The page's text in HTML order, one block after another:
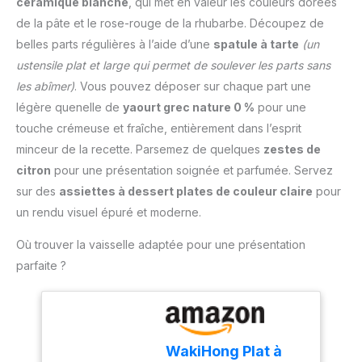
projection est fixé au-
dessus du bol, avec une
ouverture de
remplissage pour que
vous puissiez ajouter
des ingrédients pendant
que le robot est en
marche. Cela évite les
éclaboussures et permet
de garder la cuisine,
vous-même et l'appareil
propres. 𝗠𝗜𝗫𝗘𝗨𝗥 𝗘𝗡
𝗩𝗘𝗥𝗥𝗘 𝗗𝗘 𝟭,𝟱𝗟 : Avec
vous pouvez rapidement
soupes grâce aux lames
en acier inoxydable.
Parfait pour préparer des
recettes saines et
repas en un succès
culinaire grâce à ce robot
puissant et flexible! 𝗕𝗢𝗟
𝗠É𝗟𝗔𝗡𝗚𝗘𝗨𝗥 𝗗𝗘 𝟲,𝟮𝗟
𝗘𝗡 𝗔𝗖𝗜𝗘𝗥
𝗜𝗡𝗢𝗫𝗬𝗗𝗔𝗕𝗟𝗘 𝗔𝗩𝗘𝗖 𝟯
𝗔𝗖𝗖𝗘𝗦𝗦𝗢𝗜𝗥𝗘𝗦 : Le
robot est doté d’un bol
mélangeur spacieux de
inoxydable et est fourni
avec un fouet, un crochet
plat. Un couvercle anti-
remplissage pour que
vous puissiez ajouter
des ingrédients pendant
de la pâte et le rose-rouge de la rhubarbe. Découpez de
belles parts régulières à l’aide d’une spatule à tarte (un
ustensile plat et large qui permet de soulever les parts sans
les abîmer). Vous pouvez déposer sur chaque part une
légère quenelle de yaourt grec nature 0 % pour une
touche crémeuse et fraîche, entièrement dans l’esprit
minceur de la recette. Parsemez de quelques zestes de
citron pour une présentation soignée et parfumée. Servez
sur des assiettes à dessert plates de couleur claire pour
un rendu visuel épuré et moderne.
Où trouver la vaisselle adaptée pour une présentation
parfaite ?
WakiHong Plat à